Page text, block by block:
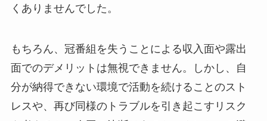
くありませんでした。
もちろん、冠番組を失うことによる収入面や露出
面でのデメリットは無視できません。しかし、自
分が納得できない環境で活動を続けることのスト
レスや、再び同様のトラブルを引き起こすリスク